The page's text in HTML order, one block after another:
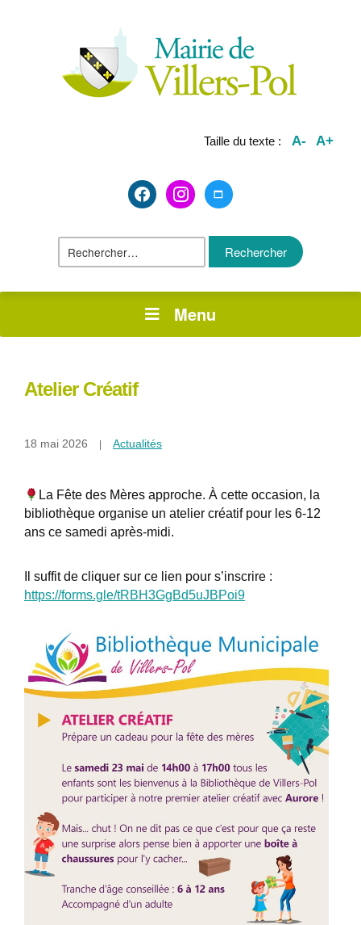
Taille du texte : A- A+
facebook2instagrammaximize
Rechercher :
Menu
Atelier Créatif
18 mai 2026 Actualités
La Fête des Mères approche. À cette occasion, la
bibliothèque organise un atelier créatif pour les 6-12
ans ce samedi après-midi.
Il suffit de cliquer sur ce lien pour s’inscrire :
https://forms.gle/tRBH3GgBd5uJBPoi9